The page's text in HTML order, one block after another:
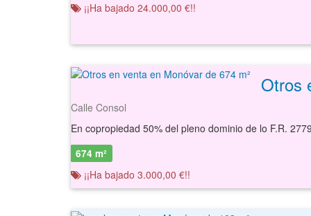
¡¡Ha bajado 24.000,00 €!!
Otros
Calle Consol
674 m²
¡¡Ha bajado 3.000,00 €!!